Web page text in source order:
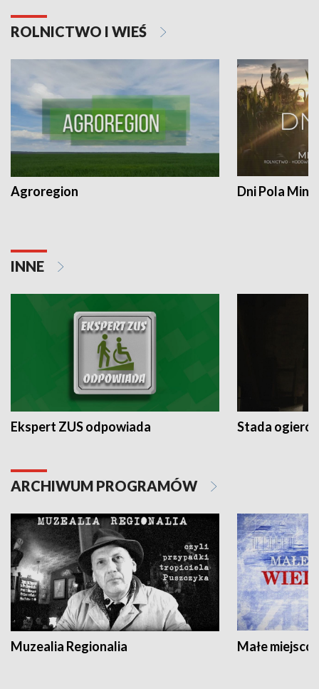
ROLNICTWO I WIEŚ
Agroregion Dni Pola
INNE
Ekspert ZUS odpowiada Stada
ARCHIWUM PROGRAMÓW
Muzealia Regionalia Małe